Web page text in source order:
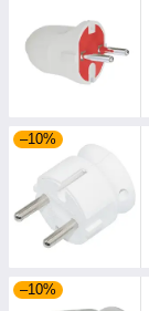
–10%
–10%